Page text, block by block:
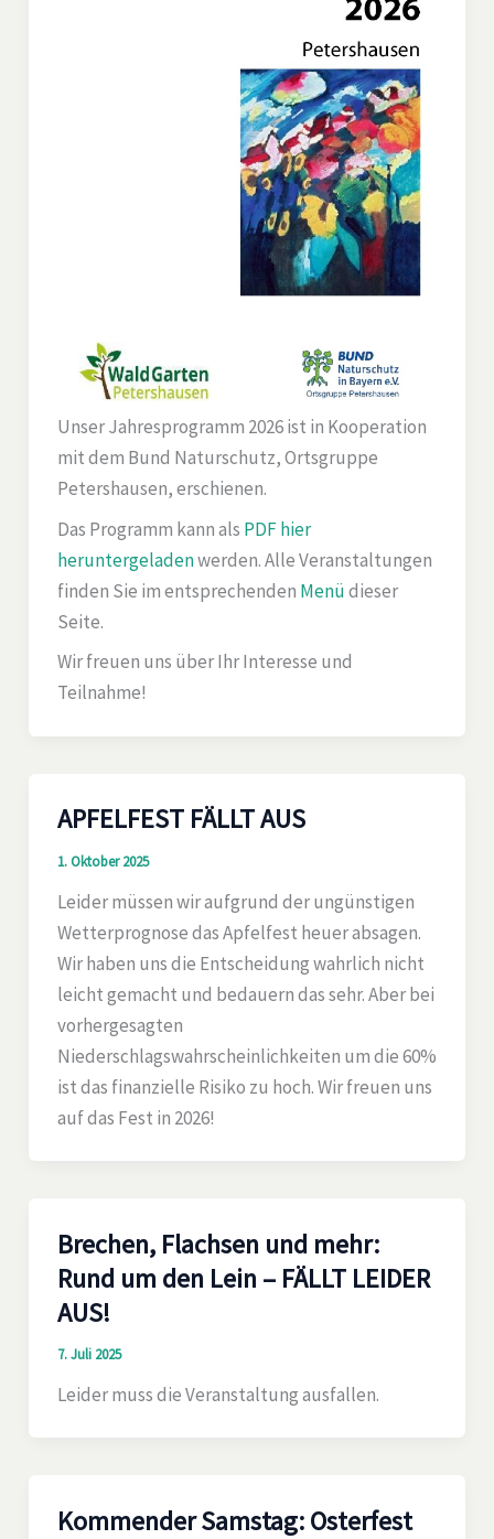
Unser Jahresprogramm 2026 ist in Kooperation
mit dem Bund Naturschutz, Ortsgruppe
Petershausen, erschienen.
Das Programm kann als PDF hier
heruntergeladenwerden. Alle Veranstaltungen
finden Sie im entsprechenden Menüdieser
Seite.
Wir freuen uns über Ihr Interesse und
Teilnahme!
APFELFEST FÄLLT AUS
1. Oktober 2025
Leider müssen wir aufgrund der ungünstigen
Wetterprognose das Apfelfest heuer absagen.
Wir haben uns die Entscheidung wahrlich nicht
leicht gemacht und bedauern das sehr. Aber bei
vorhergesagten
Niederschlagswahrscheinlichkeiten um die 60%
ist das finanzielle Risiko zu hoch. Wir freuen uns
auf das Fest in 2026!
Brechen, Flachsen und mehr:
Rund um den Lein – FÄLLT LEIDER
AUS!
7. Juli 2025
Leider muss die Veranstaltung ausfallen.
Kommender Samstag: Osterfest